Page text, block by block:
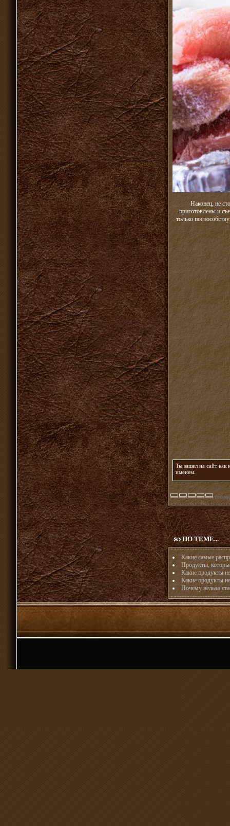
Наконец, не
приготовлены и
только
Ты зашел на сайт как
именем
ПО ТЕМЕ...
Какие самые
Продукты,
Какие продукты
Какие продукты
Почему нельзя